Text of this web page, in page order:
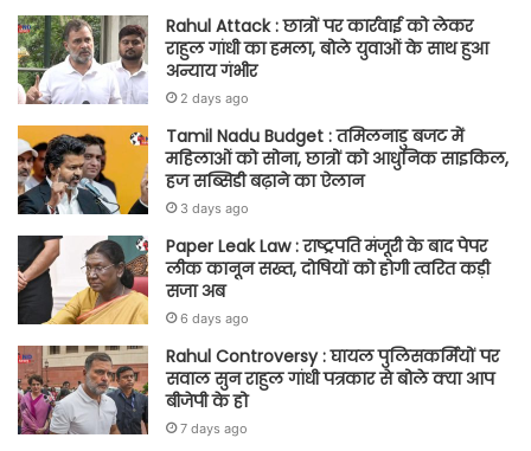
Rahul Attack : छात्रों पर कार्रवाई को लेकर
राहुल गांधी का हमला, बोले युवाओं के साथ हुआ
अन्याय गंभीर
2 days ago
Tamil Nadu Budget : तमिलनाडु बजट में
महिलाओं को सोना, छात्रों को आधुनिक साइकिल,
हज सब्सिडी बढ़ाने का ऐलान
3 days ago
Paper Leak Law : राष्ट्रपति मंजूरी के बाद पेपर
लीक कानून सख्त, दोषियों को होगी त्वरित कड़ी
सजा अब
6 days ago
Rahul Controversy : घायल पुलिसकर्मियों पर
सवाल सुन राहुल गांधी पत्रकार से बोले क्या आप
बीजेपी के हो
7 days ago